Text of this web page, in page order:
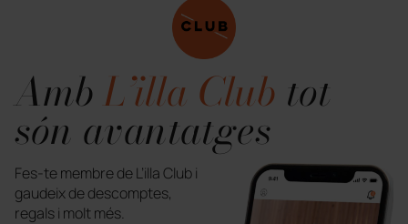
Amb L’illa Club tot
són avantatges
Fes-te membre de L’illa Club i
gaudeix de descomptes,
regals i molt més.